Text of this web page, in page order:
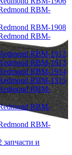
RBM-
RBM-1908
RBM-
RBM-1912
RBM-1913
RBM-1914
RBM-1915
RBM-
RBM-
RBM-
запчасти и